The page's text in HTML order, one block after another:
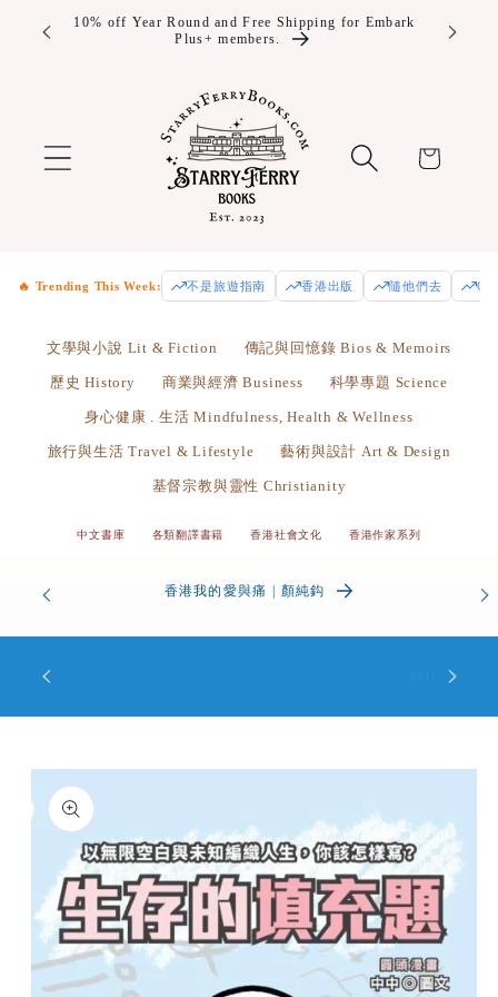
Skip to
content
10% off Year Round and Free Shipping for Embark
Plus+ members.
Enjoy
Cart
🔥 Trending This Week: 不是旅遊指南 香港出版 隨他們去
文學與小說 Lit & Fiction 傳記與回憶錄 Bios & Memoirs
歷史 History 商業與經濟 Business 科學專題 Science
身心健康 . 生活 Mindfulness, Health & Wellness
旅行與生活 Travel & Lifestyle 藝術與設計 Art & Design
基督宗教與靈性 Christianity
中文書庫 各類翻譯書籍 香港社會文化 香港作家系列
香港我的愛與痛 | 顏純鈎
Skip to
product
information